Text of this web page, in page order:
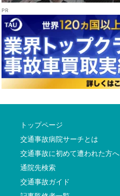
トップページ
交通事故病院サーチとは
交通事故に初めて遭われた方へ
通院先検索
交通事故ガイド